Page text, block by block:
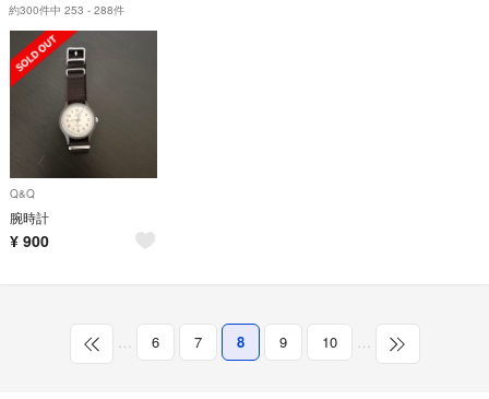
約300件中 253 - 288件
Q&Q
腕時計
¥ 900
… 6 7 8 9 10 …